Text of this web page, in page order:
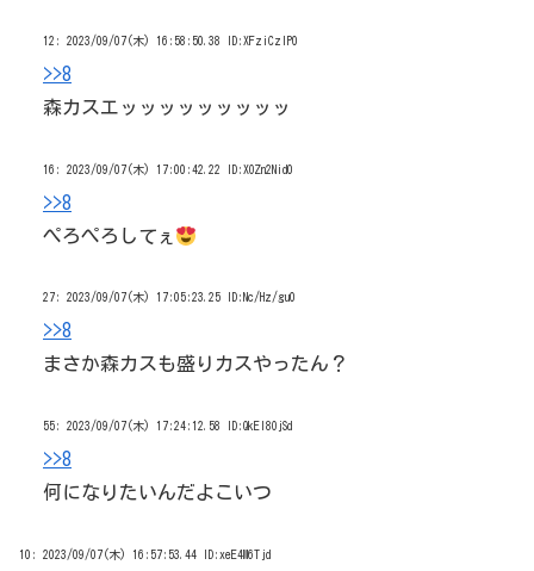
12: 2023/09/07(木) 16:58:50.38 ID:XFziCzlP0
>>8
森カスエッッッッッッッッッ
16: 2023/09/07(木) 17:00:42.22 ID:XOZn2Nid0
>>8
ぺろぺろしてぇ
27: 2023/09/07(木) 17:05:23.25 ID:Nc/Hz/gu0
>>8
まさか森カスも盛りカスやったん？
55: 2023/09/07(木) 17:24:12.58 ID:QkEI8OjSd
>>8
何になりたいんだよこいつ
10: 2023/09/07(木) 16:57:53.44 ID:xeE4M6Tjd